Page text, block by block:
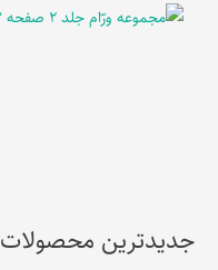
جدیدترین محصولات